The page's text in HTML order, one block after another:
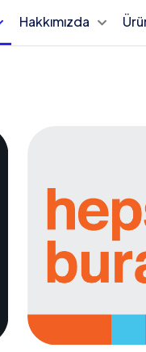
Hakkımızda